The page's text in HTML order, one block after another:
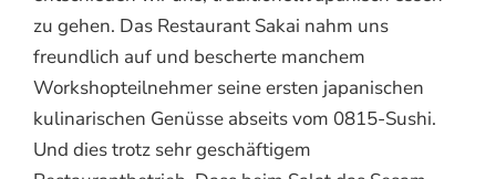
zu gehen. Das Restaurant Sakai nahm uns
freundlich auf und bescherte manchem
Workshopteilnehmer seine ersten japanischen
kulinarischen Genüsse abseits vom 0815-Sushi.
Und dies trotz sehr geschäftigem